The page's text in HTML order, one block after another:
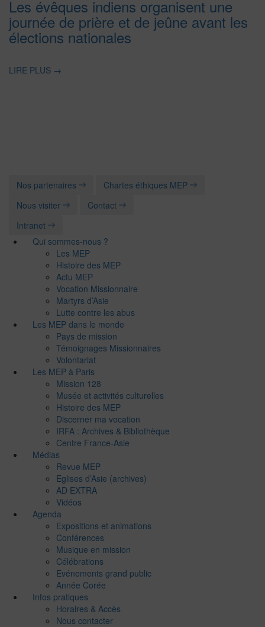
Les évêques indiens organisent une
journée de prière et de jeûne avant les
élections nationales
LIRE PLUS →
Nos partenaires
Chartes éthiques MEP
Nous visiter
Contact
Intranet
Qui sommes-nous ?
Les MEP
Histoire des MEP
Actu MEP
Vocation Missionnaire
Martyrs d’Asie
Lutte contre les abus
Les MEP dans le monde
Pays de mission
Témoignages Missionnaires
Volontariat
Les MEP à Paris
Mission 128
Musée et activités culturelles
Histoire des MEP
Discerner ma vocation
IRFA : Archives & Bibliothèque
Centre France-Asie
Médias
Revue MEP
Eglises d’Asie (archives)
AD EXTRA
Vidéos
Agenda
Expositions et animations
Conférences
Musique en mission
Célébrations
Evénements grand public
Année Corée
Infos pratiques
Horaires & Accès
Nous contacter